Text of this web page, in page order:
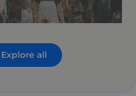
Explore all